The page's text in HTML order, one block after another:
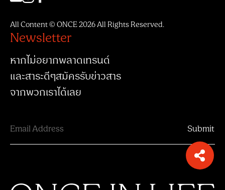
All Content © ONCE 2026 All Rights Reserved.
Newsletter
หากไม่อยากพลาดเทรนด์
และสาระดีๆสมัครรับข่าวสาร
จากพวกเราได้เลย